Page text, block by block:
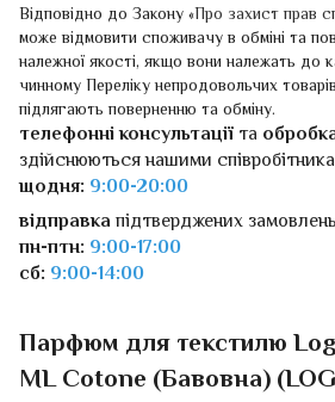
Відповідно до Закону «Про захист прав
може відмовити споживачу в обміні та
належної якості, якщо вони належать до
чинному Переліку непродовольчих
підлягають поверненню та обміну.
телефонні консультації та
здійснюються нашими
щодня: 9:00-20:00
відправка підтверджених
пн-птн: 9:00-17:00
сб: 9:00-14:00
Парфюм для текстилю
ML Cotone (Бавовна)